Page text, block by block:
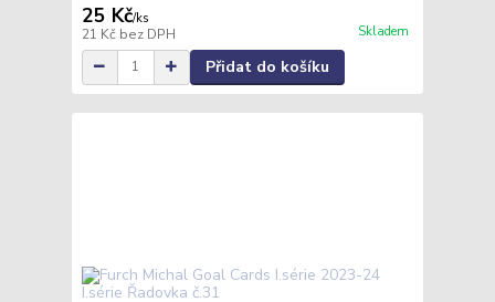
25 Kč/ks
21 Kč bez DPH Skladem
Přidat do košíku